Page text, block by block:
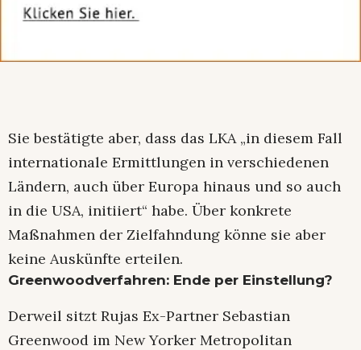
Sie bestätigte aber, dass das LKA „in diesem Fall
internationale Ermittlungen in verschiedenen
Ländern, auch über Europa hinaus und so auch
in die USA, initiiert“ habe. Über konkrete
Maßnahmen der Zielfahndung könne sie aber
keine Auskünfte erteilen.
Greenwoodverfahren: Ende per Einstellung?
Derweil sitzt Rujas Ex-Partner Sebastian
Greenwood im New Yorker Metropolitan